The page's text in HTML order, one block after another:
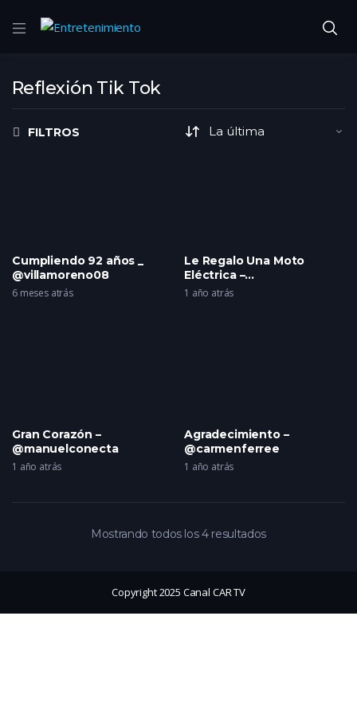
Reflexión Tik Tok
FILTROS
Cumpliendo 92 años _
@villamoreno08
6 meses atrás
Le Regalo Una Moto
Eléctrica –
@yefersoncossio
1 año atrás
Gran Corazón –
@manuelconecta
1 año atrás
Agradecimiento –
@carmenferree
1 año atrás
Mostrando todos los 4 resultados
Copyright 2025 Canal CAR TV